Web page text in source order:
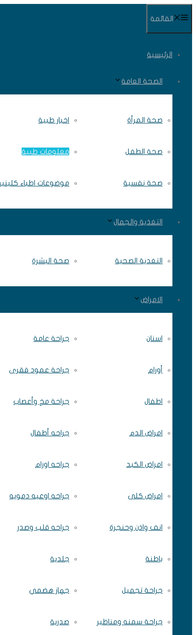
القائمة
الرئيسية
الصحة العامة
صحة المرأة
صحة الطفل
صحة نفسية
اخبار طبية
معلومات طبية
موضوعات اطباء
التغذية والجمال
التغدية الصحية صحة البشرة
الامراض
اسنان
أورام
اطفال
امراض الدم
امراض الكبد
امراض كلى
انف واذن وحنجرة
باطنة
جراحة تجميل
جراحة سمنه ومناظير
جراحة عامة
جراحة عمود فقرى
جراحة مخ وأعصاب
جراحه أطفال
جراحه اورام
جراحه اوعيه دمويه
جراحه قلب وصدر
جلدية
جهاز هضمي
صدرية